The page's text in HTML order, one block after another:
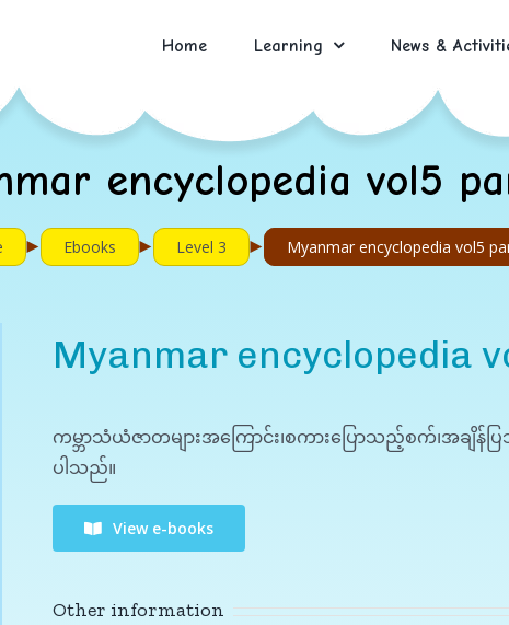
Home Learning News &
encyclopedia vol5
► Ebooks ► Level 3 ► Myanmar encyclopedia vol5
Myanmar encyclopedia
ကမ္ဘာသံယံဇာတများအကြောင်း၊စကားပြောသည့်စက်၊အခ
ပါသည်။
View e-books
Other information